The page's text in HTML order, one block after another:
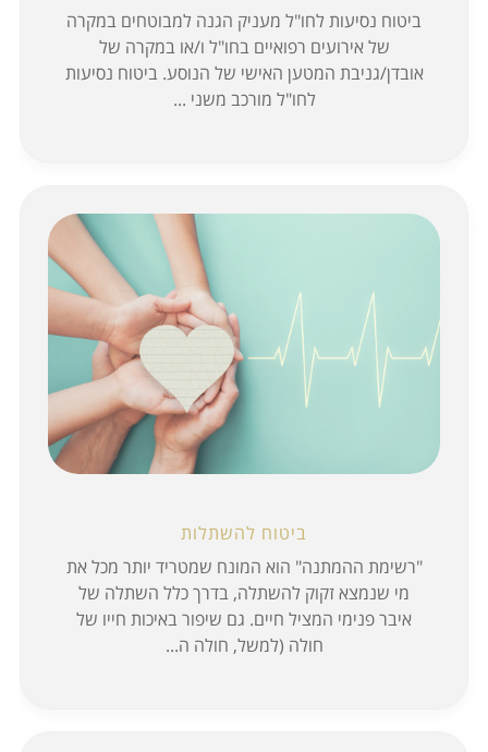
ביטוח נסיעות לחו"ל מעניק הגנה למבוטחים במקרה
של אירועים רפואיים בחו"ל ו/או במקרה של
אובדן/גניבת המטען האישי של הנוסע. ביטוח נסיעות
לחו"ל מורכב משני ...
ביטוח להשתלות
"רשימת ההמתנה" הוא המונח שמטריד יותר מכל את
מי שנמצא זקוק להשתלה, בדרך כלל השתלה של
איבר פנימי המציל חיים. גם שיפור באיכות חייו של
חולה (למשל, חולה ה...